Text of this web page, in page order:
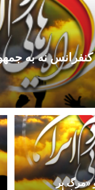
نه به
«مرگ بر